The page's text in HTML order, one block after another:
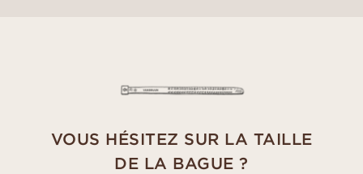
VOUS HÉSITEZ SUR LA TAILLE
DE LA BAGUE ?